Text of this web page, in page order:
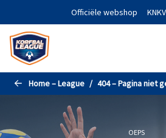
Naar de hoofdinhoud gaanOfficiële webshop KNKV
Home – League 404 – Pagina niet
OEPS